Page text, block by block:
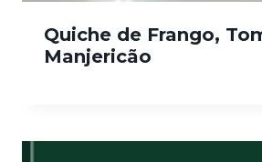
Quiche de Frango,
Manjericão